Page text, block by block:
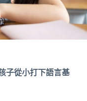
子從小打下語言基